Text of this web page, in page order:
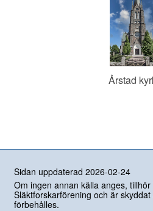
Årstad
Sidan uppdaterad 2026-02-24
Om ingen annan källa anges,
Släktforskarförening och är
förbehålles.